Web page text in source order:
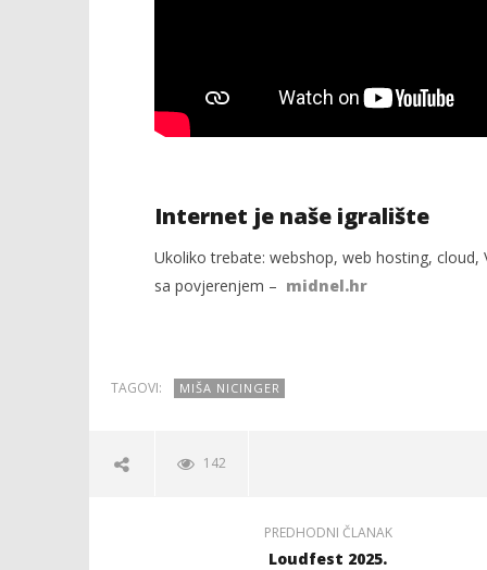
Internet je naše igralište
Ukoliko trebate: webshop, web hosting,
sa povjerenjem – midnel.hr
TAGOVI: MIŠA NICINGER
142
PREDHODNI ČLANAK
Loudfest 2025.